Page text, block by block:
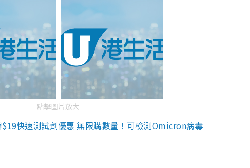
點擊圖片放大
快速測試劑優惠 無限購數量！可檢測Omicron病毒